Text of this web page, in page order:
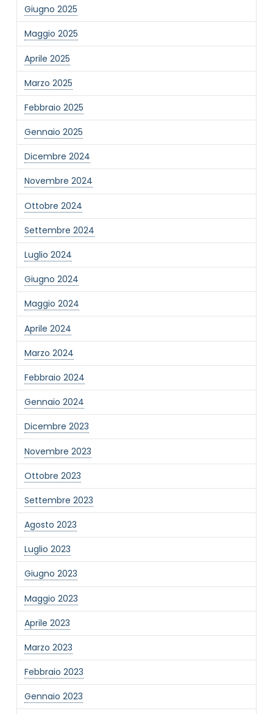
Giugno 2025
Maggio 2025
Aprile 2025
Marzo 2025
Febbraio 2025
Gennaio 2025
Dicembre 2024
Novembre 2024
Ottobre 2024
Settembre 2024
Luglio 2024
Giugno 2024
Maggio 2024
Aprile 2024
Marzo 2024
Febbraio 2024
Gennaio 2024
Dicembre 2023
Novembre 2023
Ottobre 2023
Settembre 2023
Agosto 2023
Luglio 2023
Giugno 2023
Maggio 2023
Aprile 2023
Marzo 2023
Febbraio 2023
Gennaio 2023
NOME STRUTTURA*
MAIL REFERENTE*
MOTIVO DEL CONTATTO*
Informativa Privacy
Ho preso visione dell'informativa privacy
Privacy Policy completa
Newsletter
Desidero rimanere aggiornato sulle ultime
novità dell'Associazione tramite l'iscrizione alla
newsletter
Invia